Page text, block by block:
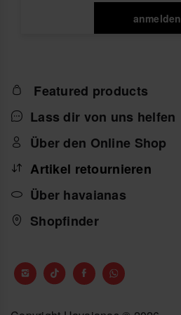
anmelden
Featured products
Lass dir von uns helfen
Über den Online Shop
Artikel retournieren
Über havaianas
Shopfinder